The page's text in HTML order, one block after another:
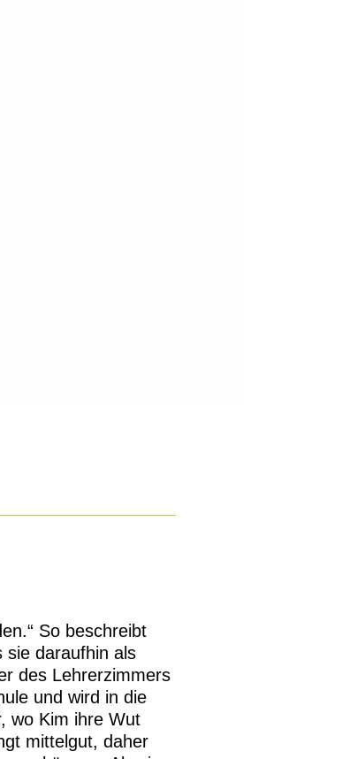
So beschreibt
sie daraufhin als
des Lehrerzimmers
und wird in die
wo Kim ihre Wut
mittelgut, daher